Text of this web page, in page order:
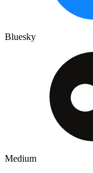
Bluesky
Medium